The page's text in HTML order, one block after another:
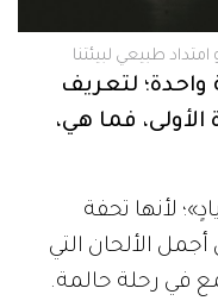
امتداد طبيعي لبيئتنا
واحدة؛ لتعريف
فما هي،
لأنها تحفة
الألحان التي
في رحلة حالمة.